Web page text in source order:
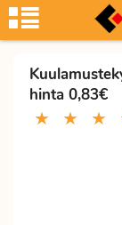
hinta 0,83€
★ ★ ★